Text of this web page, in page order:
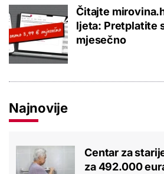
Čitajte
ljeta: Pretplatite
mjesečno
Najnovije
Centar za
za 492.000